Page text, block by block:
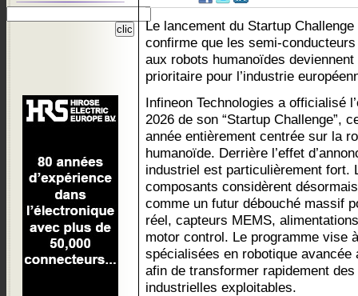
Le lancement du Startup Challenge
confirme que les semi-
aux robots humanoïdes deviennent
prioritaire pour l’industrie
Infineon Technologies a officialisé
2026 de son “Startup Challenge”,
année entièrement centrée sur la
humanoïde. Derrière l’effet
industriel est particulièrement fort.
composants considèrent
comme un futur débouché massif
réel, capteurs MEMS,
motor control. Le programme vise
spécialisées en robotique avancée
afin de transformer rapidement
industrielles exploitables.